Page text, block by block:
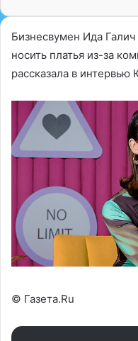
Бизнесвумен Ида
носить платья из-за
рассказала в
© Газета.Ru